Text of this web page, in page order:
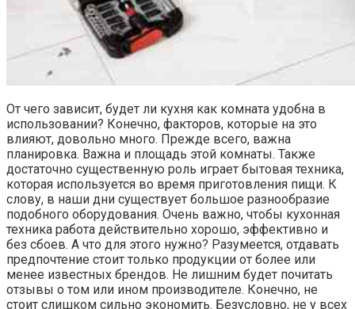
От чего зависит, будет ли кухня как комната удобна в
использовании? Конечно, факторов, которые на это
влияют, довольно много. Прежде всего, важна
планировка. Важна и площадь этой комнаты. Также
достаточно существенную роль играет бытовая техника,
которая используется во время приготовления пищи. К
слову, в наши дни существует большое разнообразие
подобного оборудования. Очень важно, чтобы кухонная
техника работа действительно хорошо, эффективно и
без сбоев. А что для этого нужно? Разумеется, отдавать
предпочтение стоит только продукции от более или
менее известных брендов. Не лишним будет почитать
отзывы о том или ином производителе. Конечно, не
стоит слишком сильно экономить. Безусловно, не у всех